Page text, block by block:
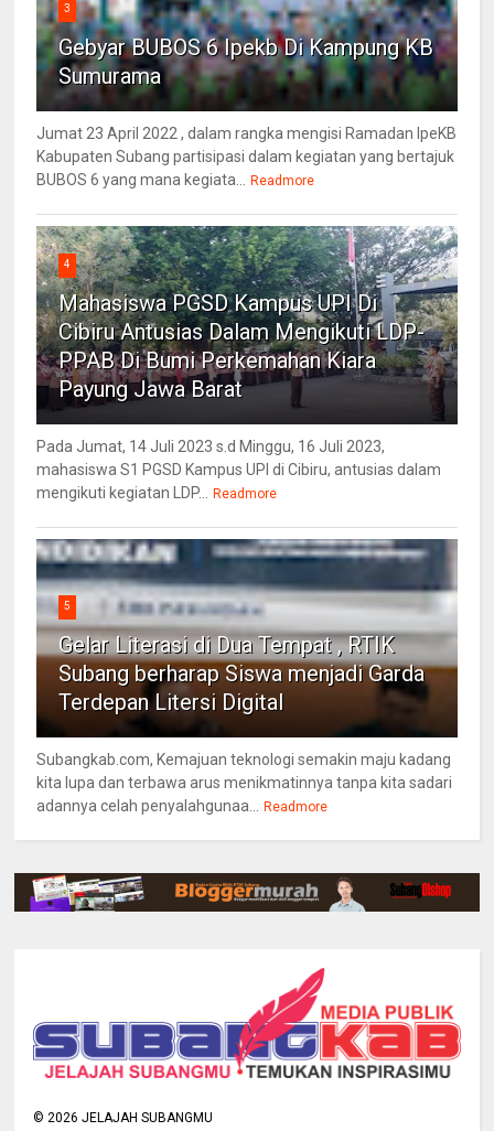
3
Gebyar BUBOS 6 Ipekb Di Kampung KB
Sumurama
Jumat 23 April 2022 , dalam rangka mengisi Ramadan IpeKB
Kabupaten Subang partisipasi dalam kegiatan yang bertajuk
BUBOS 6 yang mana kegiata...
Readmore
4
Mahasiswa PGSD Kampus UPI Di
Cibiru Antusias Dalam Mengikuti LDP-
PPAB Di Bumi Perkemahan Kiara
Payung Jawa Barat
Pada Jumat, 14 Juli 2023 s.d Minggu, 16 Juli 2023,
mahasiswa S1 PGSD Kampus UPI di Cibiru, antusias dalam
mengikuti kegiatan LDP...
Readmore
5
Gelar Literasi di Dua Tempat , RTIK
Subang berharap Siswa menjadi Garda
Terdepan Litersi Digital
Subangkab.com, Kemajuan teknologi semakin maju kadang
kita lupa dan terbawa arus menikmatinnya tanpa kita sadari
adannya celah penyalahgunaa...
Readmore
©2026 JELAJAH SUBANGMU